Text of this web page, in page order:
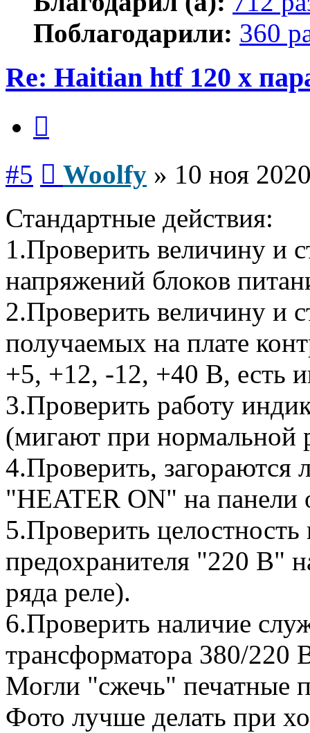
Поблагодарили: 360
Re: Haitian htf 120 x
#5 Woolfy » 10 ноя
Стандартные действия:
1.Проверить величину и
напряжений блоков
2.Проверить величину и
получаемых на плате
+5, +12, -12, +40 В, есть
3.Проверить работу
(мигают при нормальной
4.Проверить,
"HEATER ON" на панели
5.Проверить
предохранителя "220 В"
ряда реле).
6.Проверить наличие
трансформатора 380/
Могли "сжечь" печатные
Фото лучше делать при